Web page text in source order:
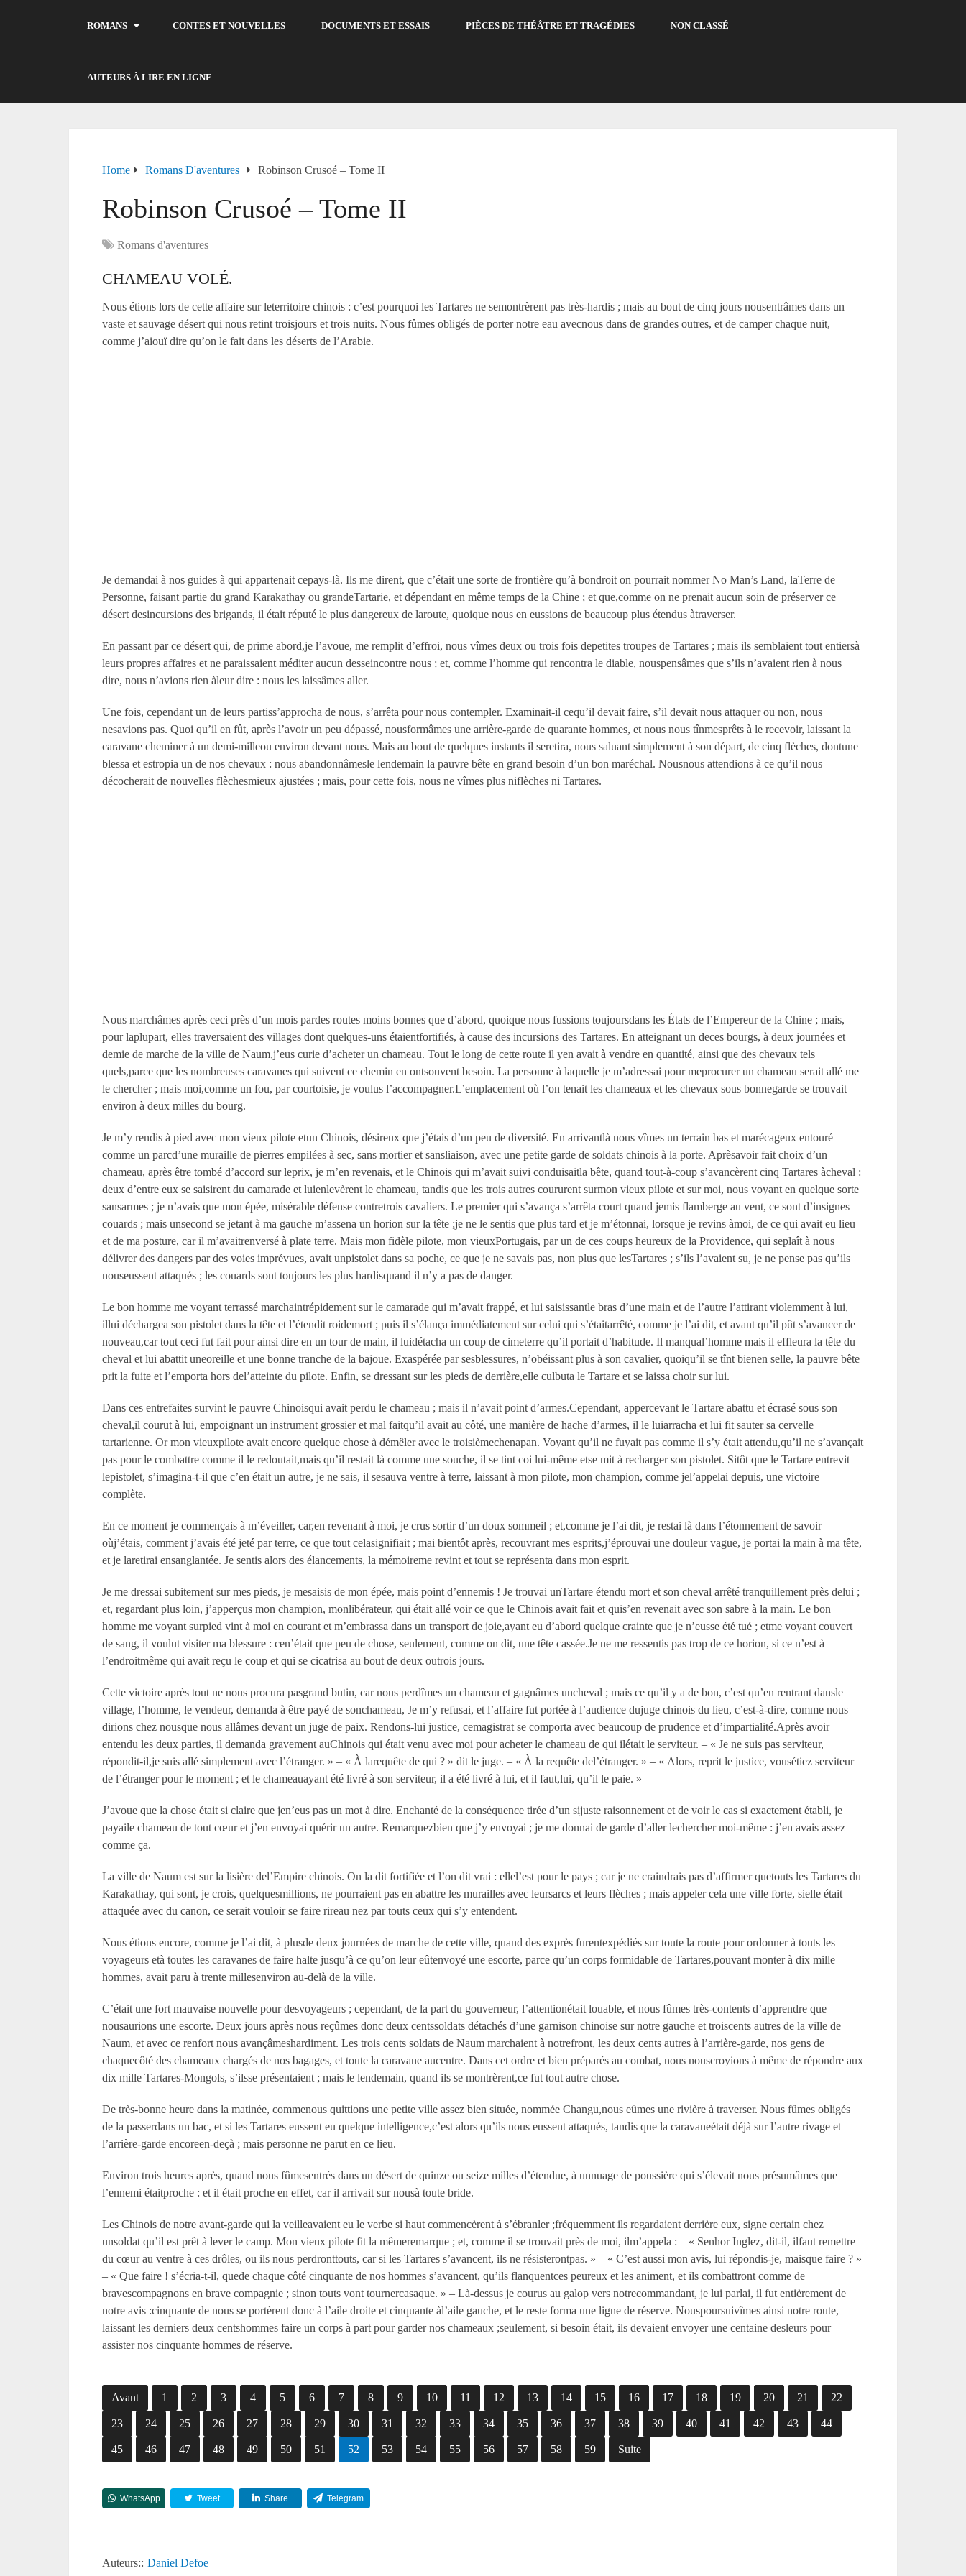
ROMANS CONTES ET NOUVELLES DOCUMENTS ET ESSAIS PIÈCES DE THÉÂTRE ET TRAGÉDIES NON CLASSÉ
AUTEURS À LIRE EN LIGNE
Home Romans D'aventures Robinson Crusoé – Tome II
Robinson Crusoé – Tome II
Romans d'aventures
CHAMEAU VOLÉ.
Nous étions lors de cette affaire sur leterritoire chinois : c’est pourquoi les Tartares ne semontrèrent pas très-hardis ; mais au bout de cinq jours nousentrâmes dans un
vaste et sauvage désert qui nous retint troisjours et trois nuits. Nous fûmes obligés de porter notre eau avecnous dans de grandes outres, et de camper chaque nuit,
comme j’aiouï dire qu’on le fait dans les déserts de l’Arabie.
Je demandai à nos guides à qui appartenait cepays-là. Ils me dirent, que c’était une sorte de frontière qu’à bondroit on pourrait nommer No Man’s Land, laTerre de
Personne, faisant partie du grand Karakathay ou grandeTartarie, et dépendant en même temps de la Chine ; et que,comme on ne prenait aucun soin de préserver ce
désert desincursions des brigands, il était réputé le plus dangereux de laroute, quoique nous en eussions de beaucoup plus étendus àtraverser.
En passant par ce désert qui, de prime abord,je l’avoue, me remplit d’effroi, nous vîmes deux ou trois fois depetites troupes de Tartares ; mais ils semblaient tout entiersà
leurs propres affaires et ne paraissaient méditer aucun desseincontre nous ; et, comme l’homme qui rencontra le diable, nouspensâmes que s’ils n’avaient rien à nous
dire, nous n’avions rien àleur dire : nous les laissâmes aller.
Une fois, cependant un de leurs partiss’approcha de nous, s’arrêta pour nous contempler. Examinait-il cequ’il devait faire, s’il devait nous attaquer ou non, nous
nesavions pas. Quoi qu’il en fût, après l’avoir un peu dépassé, nousformâmes une arrière-garde de quarante hommes, et nous nous tînmesprêts à le recevoir, laissant la
caravane cheminer à un demi-milleou environ devant nous. Mais au bout de quelques instants il seretira, nous saluant simplement à son départ, de cinq flèches, dontune
blessa et estropia un de nos chevaux : nous abandonnâmesle lendemain la pauvre bête en grand besoin d’un bon maréchal. Nousnous attendions à ce qu’il nous
décocherait de nouvelles flèchesmieux ajustées ; mais, pour cette fois, nous ne vîmes plus niflèches ni Tartares.
Nous marchâmes après ceci près d’un mois pardes routes moins bonnes que d’abord, quoique nous fussions toujoursdans les États de l’Empereur de la Chine ; mais,
pour laplupart, elles traversaient des villages dont quelques-uns étaientfortifiés, à cause des incursions des Tartares. En atteignant un deces bourgs, à deux journées et
demie de marche de la ville de Naum,j’eus curie d’acheter un chameau. Tout le long de cette route il yen avait à vendre en quantité, ainsi que des chevaux tels
quels,parce que les nombreuses caravanes qui suivent ce chemin en ontsouvent besoin. La personne à laquelle je m’adressai pour meprocurer un chameau serait allé me
le chercher ; mais moi,comme un fou, par courtoisie, je voulus l’accompagner.L’emplacement où l’on tenait les chameaux et les chevaux sous bonnegarde se trouvait
environ à deux milles du bourg.
Je m’y rendis à pied avec mon vieux pilote etun Chinois, désireux que j’étais d’un peu de diversité. En arrivantlà nous vîmes un terrain bas et marécageux entouré
comme un parcd’une muraille de pierres empilées à sec, sans mortier et sansliaison, avec une petite garde de soldats chinois à la porte. Aprèsavoir fait choix d’un
chameau, après être tombé d’accord sur leprix, je m’en revenais, et le Chinois qui m’avait suivi conduisaitla bête, quand tout-à-coup s’avancèrent cinq Tartares àcheval :
deux d’entre eux se saisirent du camarade et luienlevèrent le chameau, tandis que les trois autres coururent surmon vieux pilote et sur moi, nous voyant en quelque sorte
sansarmes ; je n’avais que mon épée, misérable défense contretrois cavaliers. Le premier qui s’avança s’arrêta court quand jemis flamberge au vent, ce sont d’insignes
couards ; mais unsecond se jetant à ma gauche m’assena un horion sur la tête ;je ne le sentis que plus tard et je m’étonnai, lorsque je revins àmoi, de ce qui avait eu lieu
et de ma posture, car il m’avaitrenversé à plate terre. Mais mon fidèle pilote, mon vieuxPortugais, par un de ces coups heureux de la Providence, qui seplaît à nous
délivrer des dangers par des voies imprévues, avait unpistolet dans sa poche, ce que je ne savais pas, non plus que lesTartares ; s’ils l’avaient su, je ne pense pas qu’ils
nouseussent attaqués ; les couards sont toujours les plus hardisquand il n’y a pas de danger.
Le bon homme me voyant terrassé marchaintrépidement sur le camarade qui m’avait frappé, et lui saisissantle bras d’une main et de l’autre l’attirant violemment à lui,
illui déchargea son pistolet dans la tête et l’étendit roidemort ; puis il s’élança immédiatement sur celui qui s’étaitarrêté, comme je l’ai dit, et avant qu’il pût s’avancer de
nouveau,car tout ceci fut fait pour ainsi dire en un tour de main, il luidétacha un coup de cimeterre qu’il portait d’habitude. Il manqual’homme mais il effleura la tête du
cheval et lui abattit uneoreille et une bonne tranche de la bajoue. Exaspérée par sesblessures, n’obéissant plus à son cavalier, quoiqu’il se tînt bienen selle, la pauvre bête
prit la fuite et l’emporta hors del’atteinte du pilote. Enfin, se dressant sur les pieds de derrière,elle culbuta le Tartare et se laissa choir sur lui.
Dans ces entrefaites survint le pauvre Chinoisqui avait perdu le chameau ; mais il n’avait point d’armes.Cependant, appercevant le Tartare abattu et écrasé sous son
cheval,il courut à lui, empoignant un instrument grossier et mal faitqu’il avait au côté, une manière de hache d’armes, il le luiarracha et lui fit sauter sa cervelle
tartarienne. Or mon vieuxpilote avait encore quelque chose à démêler avec le troisièmechenapan. Voyant qu’il ne fuyait pas comme il s’y était attendu,qu’il ne s’avançait
pas pour le combattre comme il le redoutait,mais qu’il restait là comme une souche, il se tint coi lui-même etse mit à recharger son pistolet. Sitôt que le Tartare entrevit
lepistolet, s’imagina-t-il que c’en était un autre, je ne sais, il sesauva ventre à terre, laissant à mon pilote, mon champion, comme jel’appelai depuis, une victoire
complète.
En ce moment je commençais à m’éveiller, car,en revenant à moi, je crus sortir d’un doux sommeil ; et,comme je l’ai dit, je restai là dans l’étonnement de savoir
oùj’étais, comment j’avais été jeté par terre, ce que tout celasignifiait ; mai bientôt après, recouvrant mes esprits,j’éprouvai une douleur vague, je portai la main à ma tête,
et je laretirai ensanglantée. Je sentis alors des élancements, la mémoireme revint et tout se représenta dans mon esprit.
Je me dressai subitement sur mes pieds, je mesaisis de mon épée, mais point d’ennemis ! Je trouvai unTartare étendu mort et son cheval arrêté tranquillement près delui ;
et, regardant plus loin, j’apperçus mon champion, monlibérateur, qui était allé voir ce que le Chinois avait fait et quis’en revenait avec son sabre à la main. Le bon
homme me voyant surpied vint à moi en courant et m’embrassa dans un transport de joie,ayant eu d’abord quelque crainte que je n’eusse été tué ; etme voyant couvert
de sang, il voulut visiter ma blessure : cen’était que peu de chose, seulement, comme on dit, une tête cassée.Je ne me ressentis pas trop de ce horion, si ce n’est à
l’endroitmême qui avait reçu le coup et qui se cicatrisa au bout de deux outrois jours.
Cette victoire après tout ne nous procura pasgrand butin, car nous perdîmes un chameau et gagnâmes uncheval ; mais ce qu’il y a de bon, c’est qu’en rentrant dansle
village, l’homme, le vendeur, demanda à être payé de sonchameau, Je m’y refusai, et l’affaire fut portée à l’audience dujuge chinois du lieu, c’est-à-dire, comme nous
dirions chez nousque nous allâmes devant un juge de paix. Rendons-lui justice, cemagistrat se comporta avec beaucoup de prudence et d’impartialité.Après avoir
entendu les deux parties, il demanda gravement auChinois qui était venu avec moi pour acheter le chameau de qui ilétait le serviteur. – « Je ne suis pas serviteur,
répondit-il,je suis allé simplement avec l’étranger. » – « À larequête de qui ? » dit le juge. – « À la requête del’étranger. » – « Alors, reprit le justice, vousétiez serviteur
de l’étranger pour le moment ; et le chameauayant été livré à son serviteur, il a été livré à lui, et il faut,lui, qu’il le paie. »
J’avoue que la chose était si claire que jen’eus pas un mot à dire. Enchanté de la conséquence tirée d’un sijuste raisonnement et de voir le cas si exactement établi, je
payaile chameau de tout cœur et j’en envoyai quérir un autre. Remarquezbien que j’y envoyai ; je me donnai de garde d’aller lechercher moi-même : j’en avais assez
comme ça.
La ville de Naum est sur la lisière del’Empire chinois. On la dit fortifiée et l’on dit vrai : ellel’est pour le pays ; car je ne craindrais pas d’affirmer quetouts les Tartares du
Karakathay, qui sont, je crois, quelquesmillions, ne pourraient pas en abattre les murailles avec leursarcs et leurs flèches ; mais appeler cela une ville forte, sielle était
attaquée avec du canon, ce serait vouloir se faire rireau nez par touts ceux qui s’y entendent.
Nous étions encore, comme je l’ai dit, à plusde deux journées de marche de cette ville, quand des exprès furentexpédiés sur toute la route pour ordonner à touts les
voyageurs età toutes les caravanes de faire halte jusqu’à ce qu’on leur eûtenvoyé une escorte, parce qu’un corps formidable de Tartares,pouvant monter à dix mille
hommes, avait paru à trente millesenviron au-delà de la ville.
C’était une fort mauvaise nouvelle pour desvoyageurs ; cependant, de la part du gouverneur, l’attentionétait louable, et nous fûmes très-contents d’apprendre que
nousaurions une escorte. Deux jours après nous reçûmes donc deux centssoldats détachés d’une garnison chinoise sur notre gauche et troiscents autres de la ville de
Naum, et avec ce renfort nous avançâmeshardiment. Les trois cents soldats de Naum marchaient à notrefront, les deux cents autres à l’arrière-garde, nos gens de
chaquecôté des chameaux chargés de nos bagages, et toute la caravane aucentre. Dans cet ordre et bien préparés au combat, nous nouscroyions à même de répondre aux
dix mille Tartares-Mongols, s’ilsse présentaient ; mais le lendemain, quand ils se montrèrent,ce fut tout autre chose.
De très-bonne heure dans la matinée, commenous quittions une petite ville assez bien située, nommée Changu,nous eûmes une rivière à traverser. Nous fûmes obligés
de la passerdans un bac, et si les Tartares eussent eu quelque intelligence,c’est alors qu’ils nous eussent attaqués, tandis que la caravaneétait déjà sur l’autre rivage et
l’arrière-garde encoreen-deçà ; mais personne ne parut en ce lieu.
Environ trois heures après, quand nous fûmesentrés dans un désert de quinze ou seize milles d’étendue, à unnuage de poussière qui s’élevait nous présumâmes que
l’ennemi étaitproche : et il était proche en effet, car il arrivait sur nousà toute bride.
Les Chinois de notre avant-garde qui la veilleavaient eu le verbe si haut commencèrent à s’ébranler ;fréquemment ils regardaient derrière eux, signe certain chez
unsoldat qu’il est prêt à lever le camp. Mon vieux pilote fit la mêmeremarque ; et, comme il se trouvait près de moi, ilm’appela : – « Senhor Inglez, dit-il, ilfaut remettre
du cœur au ventre à ces drôles, ou ils nous perdronttouts, car si les Tartares s’avancent, ils ne résisterontpas. » – « C’est aussi mon avis, lui répondis-je, maisque faire ? »
– « Que faire ! s’écria-t-il, quede chaque côté cinquante de nos hommes s’avancent, qu’ils flanquentces peureux et les animent, et ils combattront comme de
bravescompagnons en brave compagnie ; sinon touts vont tournercasaque. » – Là-dessus je courus au galop vers notrecommandant, je lui parlai, il fut entièrement de
notre avis :cinquante de nous se portèrent donc à l’aile droite et cinquante àl’aile gauche, et le reste forma une ligne de réserve. Nouspoursuivîmes ainsi notre route,
laissant les derniers deux centshommes faire un corps à part pour garder nos chameaux ;seulement, si besoin était, ils devaient envoyer une centaine desleurs pour
assister nos cinquante hommes de réserve.
Avant 1 2 3 4 5 6 7 8 9 10 11 12 13 14 15 16 17 18 19 20 21 22
23 24 25 26 27 28 29 30 31 32 33 34 35 36 37 38 39 40 41 42 43 44
45 46 47 48 49 50 51 52 53 54 55 56 57 58 59 Suite
WhatsApp Tweet Share Telegram
Auteurs:: Daniel Defoe